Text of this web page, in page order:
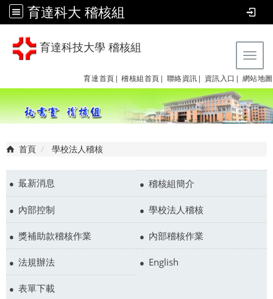
育達科大 稽核組
育達科技大學 稽核組
育達首頁| 稽核組首頁| 聯絡資訊| 資訊入口| 網站地圖
首頁 學校法人稽核
最新消息 稽核組簡介
內部控制 學校法人稽核
獎補助款稽核作業 內部稽核作業
法規辦法 English
表單下載